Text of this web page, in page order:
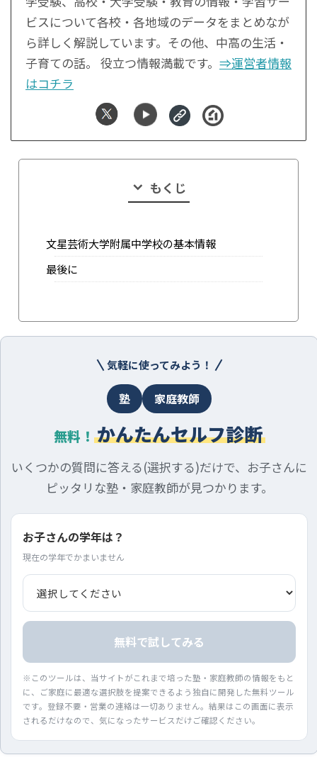
ビスについて各校・各地域のデータをまとめなが
ら詳しく解説しています。その他、中高の生活・
子育ての話。 役立つ情報満載です。 ⇒運営者情報
はコチラ
もくじ
文星芸術大学附属中学校の基本情報
最後に
気軽に使ってみよう！
塾 家庭教師
無料！ かんたんセルフ診断
いくつかの質問に答える(選択する)だけで、お子さんに
ピッタリな塾・家庭教師が見つかります。
お子さんの学年は？
現在の学年でかまいません
無料で試してみる
※このツールは、当サイトがこれまで培った塾・家庭教師の情報をもと
に、ご家庭に最適な選択肢を提案できるよう独自に開発した無料ツール
です。登録不要・営業の連絡は一切ありません。結果はこの画面に表示
されるだけなので、気になったサービスだけご確認ください。